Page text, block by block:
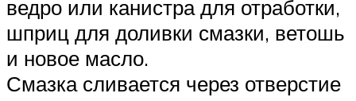
ведро или канистра для отработки,
шприц для доливки смазки, ветошь
и новое масло.
Смазка сливается через отверстие